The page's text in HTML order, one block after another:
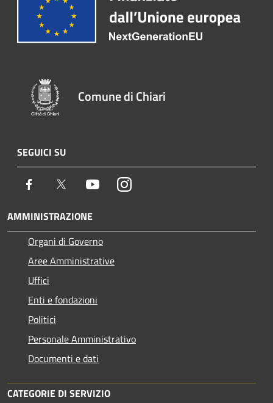
Comune di Chiari
SEGUICI SU
Facebook Twitter YoutubeInstagram
AMMINISTRAZIONE
Organi di Governo
Aree Amministrative
Uffici
Enti e fondazioni
Politici
Personale Amministrativo
Documenti e dati
CATEGORIE DI SERVIZIO